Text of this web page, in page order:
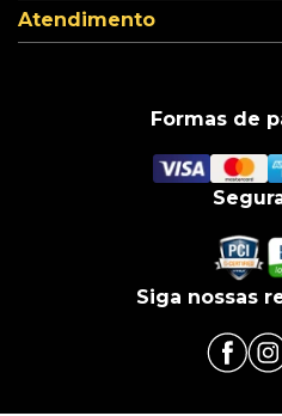
Atendimento
Formas de
Siga nossas